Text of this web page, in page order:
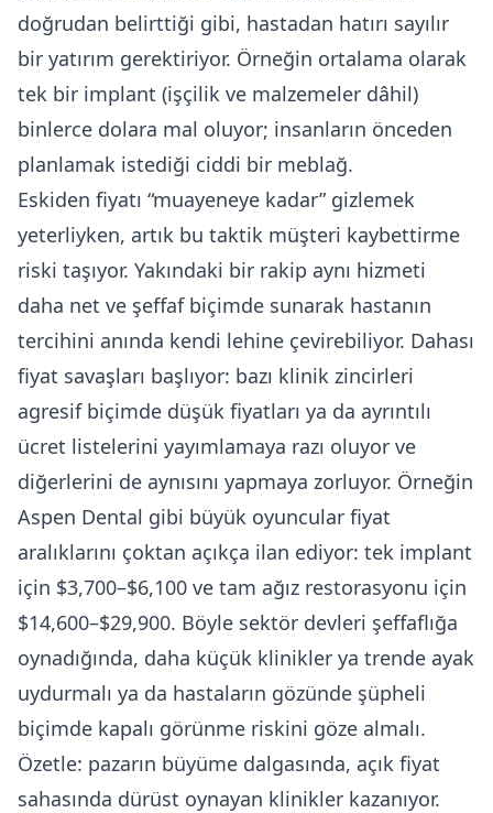
doğrudan belirttiği gibi, hastadan hatırı sayılır
bir yatırım gerektiriyor. Örneğin ortalama olarak
tek bir implant (işçilik ve malzemeler dâhil)
binlerce dolara mal oluyor; insanların önceden
planlamak istediği ciddi bir meblağ.
Eskiden fiyatı “muayeneye kadar” gizlemek
yeterliyken, artık bu taktik müşteri kaybettirme
riski taşıyor. Yakındaki bir rakip aynı hizmeti
daha net ve şeffaf biçimde sunarak hastanın
tercihini anında kendi lehine çevirebiliyor. Dahası
fiyat savaşları başlıyor: bazı klinik zincirleri
agresif biçimde düşük fiyatları ya da ayrıntılı
ücret listelerini yayımlamaya razı oluyor ve
diğerlerini de aynısını yapmaya zorluyor. Örneğin
Aspen Dental gibi büyük oyuncular fiyat
aralıklarını çoktan açıkça ilan ediyor: tek implant
için $3,700–$6,100 ve tam ağız restorasyonu için
$14,600–$29,900. Böyle sektör devleri şeffaflığa
oynadığında, daha küçük klinikler ya trende ayak
uydurmalı ya da hastaların gözünde şüpheli
biçimde kapalı görünme riskini göze almalı.
Özetle: pazarın büyüme dalgasında, açık fiyat
sahasında dürüst oynayan klinikler kazanıyor.